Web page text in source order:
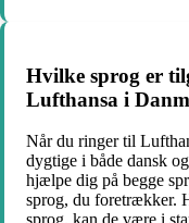
Hvilke sprog er
Lufthansa i
Når du ringer til
dygtige i både dansk
hjælpe dig på begge
sprog, du foretrækker.